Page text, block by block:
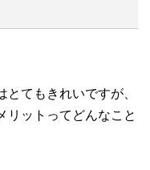
てもきれいですが、
リットってどんなこと